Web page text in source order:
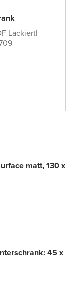
Lackiert|
matt, 130 x
45 x